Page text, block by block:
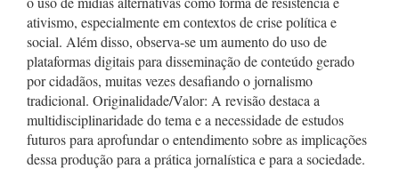
ativismo, especialmente em contextos de crise política e
social. Além disso, observa-se um aumento do uso de
plataformas digitais para disseminação de conteúdo gerado
por cidadãos, muitas vezes desafiando o jornalismo
tradicional. Originalidade/Valor: A revisão destaca a
multidisciplinaridade do tema e a necessidade de estudos
futuros para aprofundar o entendimento sobre as implicações
dessa produção para a prática jornalística e para a sociedade.